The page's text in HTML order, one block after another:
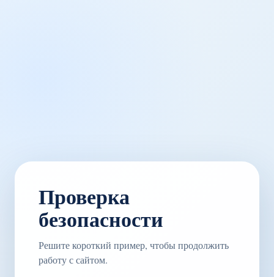
Проверка
безопасности
Решите короткий пример, чтобы продолжить
работу с сайтом.